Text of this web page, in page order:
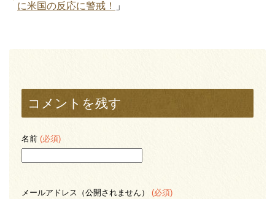
に米国の反応に警戒！
」
コメントを残す
名前 (必須)
メールアドレス（公開されません） (必須)